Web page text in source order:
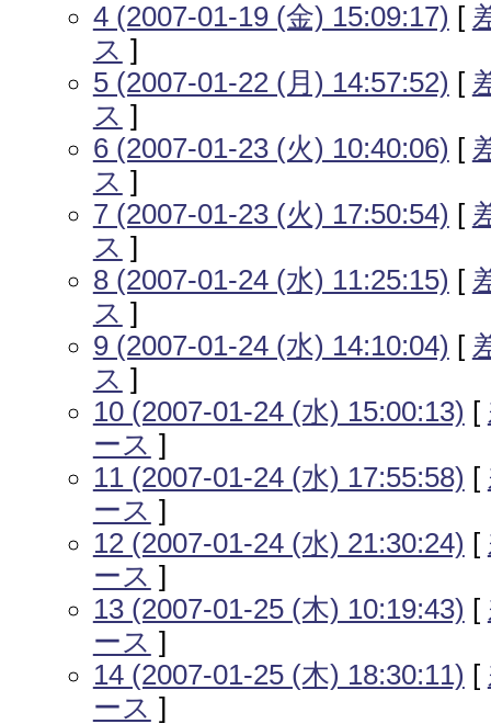
4 (2007-01-19 (金) 15:09:17) [
ス ]
5 (2007-01-22 (月) 14:57:52) [
ス ]
6 (2007-01-23 (火) 10:40:06) [
ス ]
7 (2007-01-23 (火) 17:50:54) [
ス ]
8 (2007-01-24 (水) 11:25:15) [
ス ]
9 (2007-01-24 (水) 14:10:04) [
ス ]
10 (2007-01-24 (水) 15:00:13) [
ース ]
11 (2007-01-24 (水) 17:55:58) [
ース ]
12 (2007-01-24 (水) 21:30:24) [
ース ]
13 (2007-01-25 (木) 10:19:43) [
ース ]
14 (2007-01-25 (木) 18:30:11) [
ース ]